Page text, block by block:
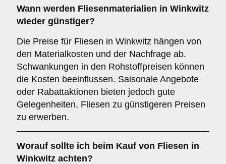
Wann werden Fliesenmaterialien in Winkwitz
wieder günstiger?
Die Preise für Fliesen in Winkwitz hängen von
den Materialkosten und der Nachfrage ab.
Schwankungen in den Rohstoffpreisen können
die Kosten beeinflussen. Saisonale Angebote
oder Rabattaktionen bieten jedoch gute
Gelegenheiten, Fliesen zu günstigeren Preisen
zu erwerben.
Worauf sollte ich beim Kauf von Fliesen in
Winkwitz achten?